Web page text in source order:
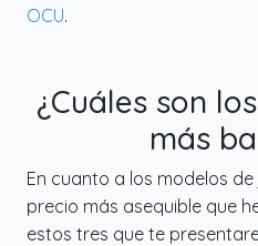
OCU.
¿Cuáles son
más
En cuanto a los modelos
precio más asequible que
estos tres que te